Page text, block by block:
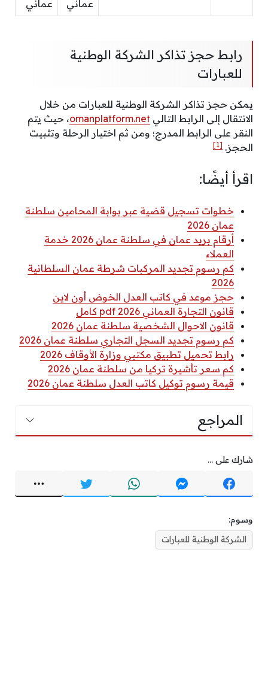
عماني عماني
رابط حجز تذاكر الشركة الوطنية
للعبارات
يمكن حجز تذاكر الشركة الوطنية للعبارات من خلال
الانتقال إلى الرابط التالي omanplatform.net، حيث يتم
النقر على الرابط المدرج؛ ومن ثم اختيار الرحلة وتثبيت
الحجز. [1]
اقرأ أيضًا:
خطوات تسجيل قضية عبر بوابة المحامين سلطنة
عمان 2026
أرقام بريد عمان في سلطنة عمان 2026 خدمة
العملاء
كم رسوم تجديد المركبات شرطة عمان السلطانية
2026
حجز موعد في كاتب العدل الخوض أون لاين
قانون التجارة العماني 2026 pdf كامل
قانون الاحوال الشخصية سلطنة عمان 2026
كم رسوم تجديد السجل التجاري سلطنة عمان 2026
رابط تحميل تطبيق مكتبي وزارة الأوقاف 2026
كم سعر تأشيرة تركيا من سلطنة عمان 2026
قيمة رسوم توكيل كاتب العدل سلطنة عمان 2026
المراجع
شارك على ...
وسوم:
الشركة الوطنية للعبارات